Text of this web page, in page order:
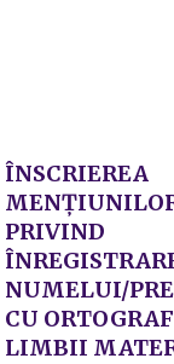
ÎNSCRIEREA
PRIVIND
NUMELUI/
CU
LIMBII